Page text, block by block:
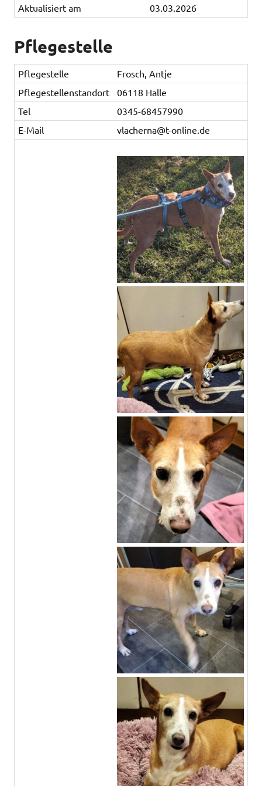
Aktualisiert am
03.03.2026
Pflegestelle
Pflegestelle
Frosch, Antje
Pflegestellenstandort
06118 Halle
Tel
0345-68457990
E-Mail
vlacherna@t-online.de